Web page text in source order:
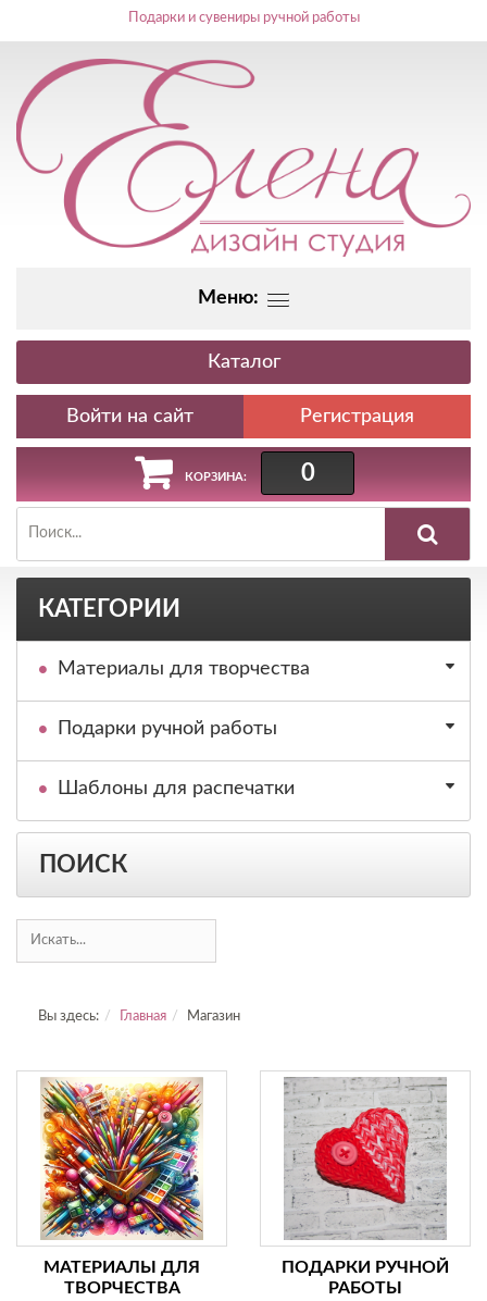
Подарки и сувениры ручной работы
Меню:
Каталог
Регистрация
КОРЗИНА: 0
КАТЕГОРИИ
Материалы для творчества
Подарки ручной работы
Шаблоны для распечатки
ПОИСК
Вы здесь: Главная Магазин
МАТЕРИАЛЫ ДЛЯ
ТВОРЧЕСТВА
ПОДАРКИ РУЧНОЙ
РАБОТЫ